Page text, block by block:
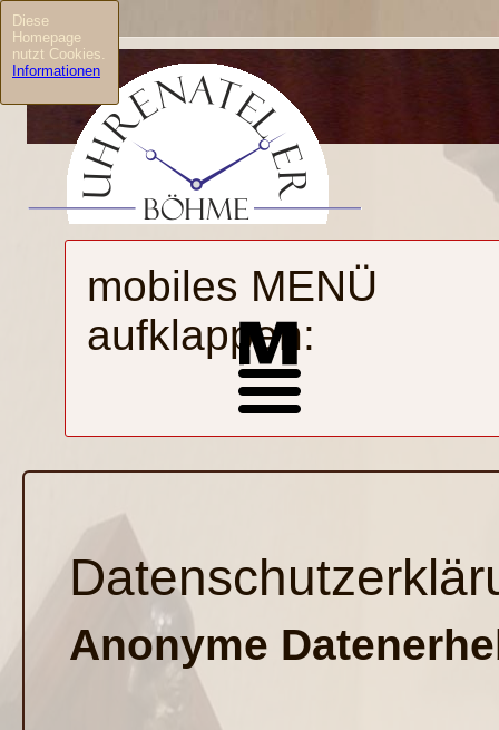
Diese
Homepage
nutzt Cookies.
Informationen
mobiles MENÜ
aufklappen:
Anonyme